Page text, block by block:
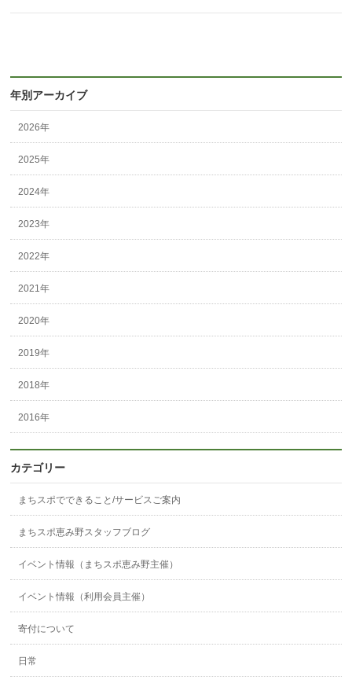
年別アーカイブ
2026年
2025年
2024年
2023年
2022年
2021年
2020年
2019年
2018年
2016年
カテゴリー
まちスポでできること/サービスご案内
まちスポ恵み野スタッフブログ
イベント情報（まちスポ恵み野主催）
イベント情報（利用会員主催）
寄付について
日常